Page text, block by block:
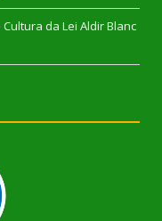
da Lei Aldir Blanc